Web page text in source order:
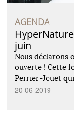
AGENDA
juin
Nous déclarons
ouverte ! Cette
Perrier-Jouët
20-06-2019